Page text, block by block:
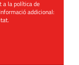
a la política de
addicional:
.